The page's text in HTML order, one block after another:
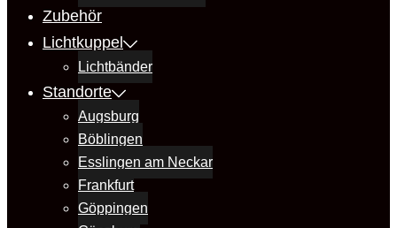
Zubehör
Lichtkuppel
Lichtbänder
Standorte
Augsburg
Böblingen
Esslingen am Neckar
Frankfurt
Göppingen